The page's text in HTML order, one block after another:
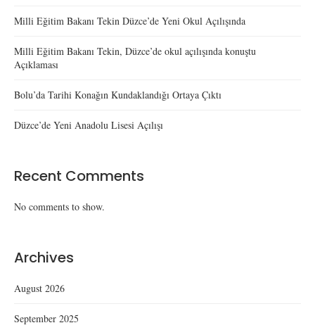
Milli Eğitim Bakanı Tekin Düzce’de Yeni Okul Açılışında
Milli Eğitim Bakanı Tekin, Düzce’de okul açılışında konuştu
Açıklaması
Bolu’da Tarihi Konağın Kundaklandığı Ortaya Çıktı
Düzce’de Yeni Anadolu Lisesi Açılışı
Recent Comments
No comments to show.
Archives
August 2026
September 2025